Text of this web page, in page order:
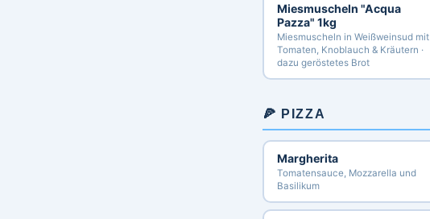
Miesmuscheln "Acqua
Pazza" 1kg
Miesmuscheln in Weißweinsud mit
Tomaten, Knoblauch & Kräutern ·
dazu geröstetes Brot
🍕 PIZZA
Margherita
Tomatensauce, Mozzarella und
Basilikum